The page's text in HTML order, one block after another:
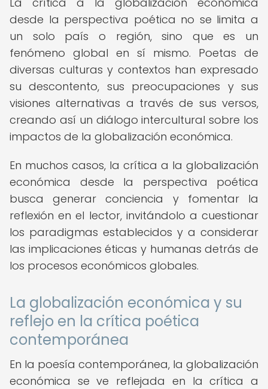
desde la perspectiva poética no se limita a
un solo país o región, sino que es un
fenómeno global en sí mismo. Poetas de
diversas culturas y contextos han expresado
su descontento, sus preocupaciones y sus
visiones alternativas a través de sus versos,
creando así un diálogo intercultural sobre los
impactos de la globalización económica.
En muchos casos, la crítica a la globalización
económica desde la perspectiva poética
busca generar conciencia y fomentar la
reflexión en el lector, invitándolo a cuestionar
los paradigmas establecidos y a considerar
las implicaciones éticas y humanas detrás de
los procesos económicos globales.
La globalización económica y su
reflejo en la crítica poética
contemporánea
En la poesía contemporánea, la globalización
económica se ve reflejada en la crítica a